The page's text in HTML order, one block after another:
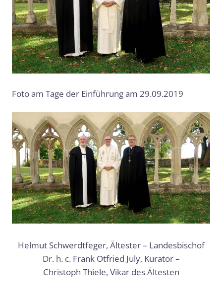
Foto am Tage der Einführung am 29.09.2019
Helmut Schwerdtfeger, Ältester – Landesbischof
Dr. h. c. Frank Otfried July, Kurator –
Christoph Thiele, Vikar des Ältesten